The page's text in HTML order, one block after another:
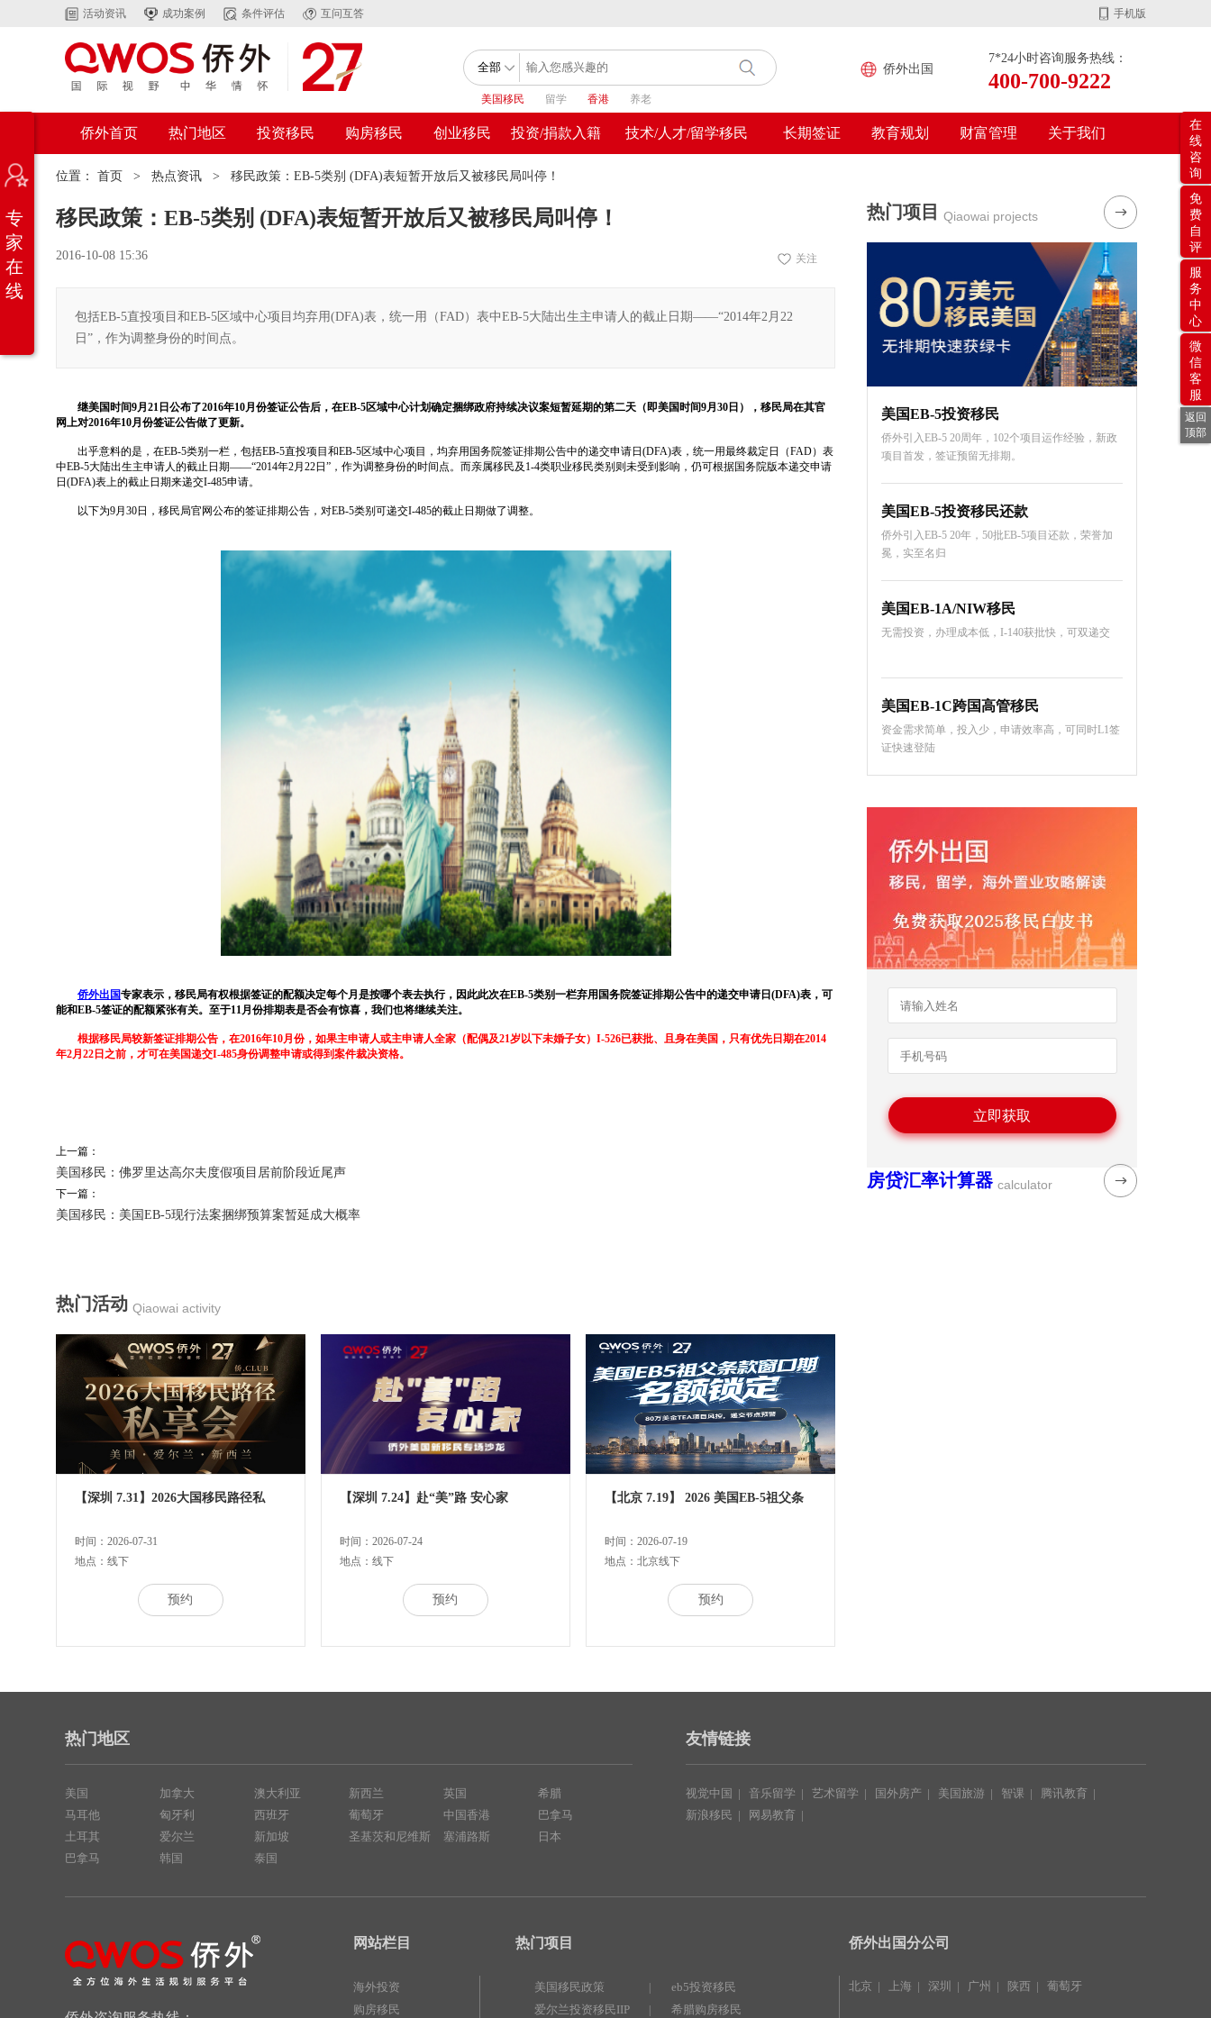
活动资讯 成功案例 条件评估 互问互答 手机版
美国移民 留学 香港 养老
侨外出国
7*24小时咨询服务热线：
400-700-9222
侨外首页 热门地区 投资移民 购房移民 创业移民 投资/捐款入籍 技术/人才/留学移民 长期签证 教育规划 财富管理 关于我们
位置： 首页 > 热点资讯 > 移民政策：EB-5类别 (DFA)表短暂开放后又被移民局叫停！
移民政策：EB-5类别 (DFA)表短暂开放后又被移民局叫停！
2016-10-08 15:36 关注
包括EB-5直投项目和EB-5区域中心项目均弃用(DFA)表，统一用（FAD）表中EB-5大陆出生主申请人的截止日期——“2014年2月22
日”，作为调整身份的时间点。
继美国时间9月21日公布了2016年10月份签证公告后，在EB-5区域中心计划确定捆绑政府持续决议案短暂延期的第二天（即美国时间9月30日），移民局在其官
网上对2016年10月份签证公告做了更新。
出乎意料的是，在EB-5类别一栏，包括EB-5直投项目和EB-5区域中心项目，均弃用国务院签证排期公告中的递交申请日(DFA)表，统一用最终裁定日（FAD）表
中EB-5大陆出生主申请人的截止日期——“2014年2月22日”，作为调整身份的时间点。而亲属移民及1-4类职业移民类别则未受到影响，仍可根据国务院版本递交申请
日(DFA)表上的截止日期来递交I-485申请。
以下为9月30日，移民局官网公布的签证排期公告，对EB-5类别可递交I-485的截止日期做了调整。
侨外出国专家表示，移民局有权根据签证的配额决定每个月是按哪个表去执行，因此此次在EB-5类别一栏弃用国务院签证排期公告中的递交申请日(DFA)表，可
能和EB-5签证的配额紧张有关。至于11月份排期表是否会有惊喜，我们也将继续关注。
根据移民局较新签证排期公告，在2016年10月份，如果主申请人或主申请人全家（配偶及21岁以下未婚子女）I-526已获批、且身在美国，只有优先日期在2014
年2月22日之前，才可在美国递交I-485身份调整申请或得到案件裁决资格。
上一篇：
美国移民：佛罗里达高尔夫度假项目居前阶段近尾声
下一篇：
美国移民：美国EB-5现行法案捆绑预算案暂延成大概率
热门活动 Qiaowai activity
【深圳 7.31】2026大国移民路径私
时间：2026-07-31
地点：线下
预约
【深圳 7.24】赴“美”路 安心家
时间：2026-07-24
地点：线下
预约
【北京 7.19】 2026 美国EB-5祖父条
时间：2026-07-19
地点：北京线下
预约
热门项目 Qiaowai projects
美国EB-5投资移民
侨外引入EB-5 20周年，102个项目运作经验，新政
项目首发，签证预留无排期。
美国EB-5投资移民还款
侨外引入EB-5 20年，50批EB-5项目还款，荣誉加
冕，实至名归
美国EB-1A/NIW移民
无需投资，办理成本低，I-140获批快，可双递交
美国EB-1C跨国高管移民
资金需求简单，投入少，申请效率高，可同时L1签
证快速登陆
房贷汇率计算器 calculator
专
家
在
线
在
线
咨
询
免
费
自
评
服
务
中
心
微
信
客
服
返回
顶部
热门地区
美国
马耳他
土耳其
巴拿马
加拿大
匈牙利
爱尔兰
韩国
澳大利亚
西班牙
新加坡
泰国
新西兰
葡萄牙
圣基茨和尼维斯
英国
中国香港
塞浦路斯
希腊
巴拿马
日本
友情链接
视觉中国 | 音乐留学 | 艺术留学 | 国外房产 | 美国旅游 | 智课 | 腾讯教育 |
新浪移民 | 网易教育 |
网站栏目
海外投资
购房移民
热门项目
美国移民政策 |
eb5投资移民
爱尔兰投资移民IIP
| 希腊购房移民
侨外出国分公司
北京 | 上海 | 深圳 | 广州 | 陕西 | 葡萄牙